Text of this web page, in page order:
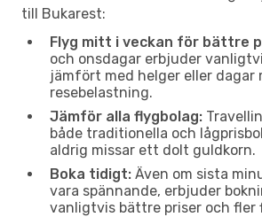
till Bukarest:
Flyg mitt i veckan för bättre
och onsdagar erbjuder
jämfört med helger eller dagar
resebelastning.
Jämför alla flygbolag:
både traditionella och
aldrig missar ett dolt guldkorn.
Boka tidigt: Även om sista
vara spännande, erbjuder
vanligtvis bättre priser och fler